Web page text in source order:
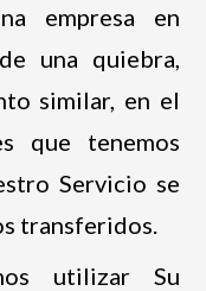
empresa en
una quiebra,
similar, en el
que tenemos
Servicio se
transferidos.
utilizar Su